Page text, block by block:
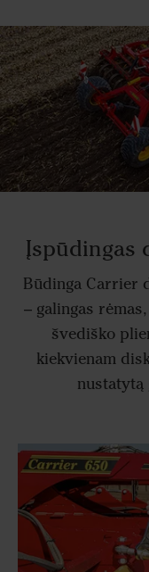
Įspūdingas
Būdinga Carrier
– galingas
švediško
kiekvienam
nustatytą